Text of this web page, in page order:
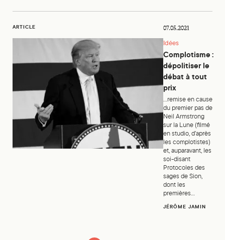
ARTICLE 07.05.2021
Idées
Complotisme :
dépolitiser le
débat à tout
prix
...remise en cause
du premier pas de
Neil Armstrong
sur la Lune (filmé
en studio, d’après
les complotistes)
et, auparavant, les
soi-disant
Protocoles des
sages de Sion,
dont les
premières...
JÉRÔME JAMIN